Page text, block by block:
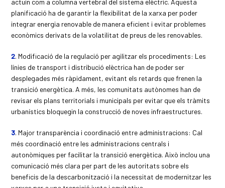
actuin com a columna vertebral del sistema elèctric. Aquesta
planificació ha de garantir la flexibilitat de la xarxa per poder
integrar energia renovable de manera eficient i evitar problemes
econòmics derivats de la volatilitat de preus de les renovables.
2. Modificació de la regulació per agilitzar els procediments: Les
línies de transport i distribució elèctrica han de poder ser
desplegades més ràpidament, evitant els retards que frenen la
transició energètica. A més, les comunitats autònomes han de
revisar els plans territorials i municipals per evitar que els tràmits
urbanístics bloquegin la construcció de noves infraestructures.
3. Major transparència i coordinació entre administracions: Cal
més coordinació entre les administracions centrals i
autonòmiques per facilitar la transició energètica. Això inclou una
comunicació més clara per part de les autoritats sobre els
beneficis de la descarbonització i la necessitat de modernitzar les